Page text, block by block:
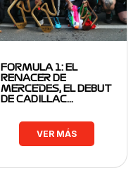
FORMULA 1: EL
RENACER DE
MERCEDES, EL DEBUT
DE CADILLAC…
VER MÁS